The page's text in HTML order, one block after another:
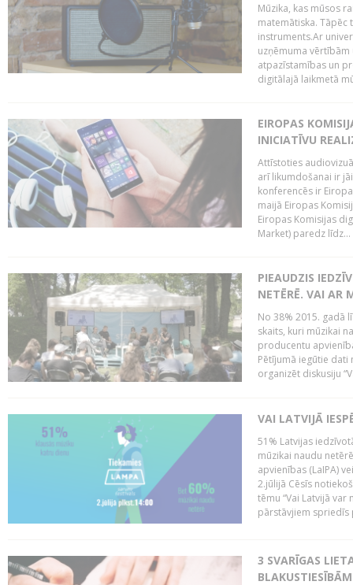
Mūzika, kas mūsos
matemātiska. Tāpēc
instruments.Ar
uzņēmuma
atpazīstamības un
digitālajā laikmetā
EIROPAS
INICIATĪVU
Attīstoties
arī likumdošanai ir
konferencēs ir
maijā Eiropas
Eiropas Komisijas
Market) paredz līdz...
PIEAUDZIS
NETĒRĒ. VAI AR
No 38% 2015. gadā
skaits, kuri mūzikai
producentu
Pētījumā iegūtie dati
organizēt diskusiju
VAI LATVIJĀ
51% Latvijas
mūzikai naudu
apvienības (LaIPA)
2.jūlijā Cēsīs
tēmu “Vai Latvijā
pārstāvjiem spriedīs
3 SVARĪGAS
BLAKUSTIESĪBĀM